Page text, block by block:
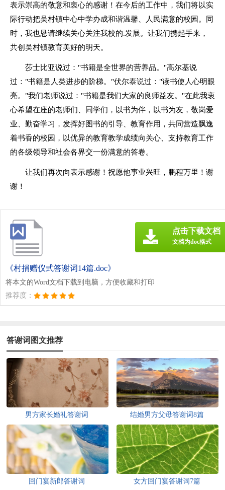
表示崇高的敬意和衷心的感谢！在今后的工作中，我们将以实
际行动把吴村镇中心中学办成和谐温馨、人民满意的校园。同
时，我也恳请继续关心关注我校的.发展。让我们携起手来，
共创吴村镇教育美好的明天。
莎士比亚说过："书籍是全世界的营养品。"高尔基说
过："书籍是人类进步的阶梯。"伏尔泰说过："读书使人心明眼
亮。"我们老师说过："书籍是我们大家的良师益友。"在此我衷
心希望在座的老师们、同学们，以书为伴，以书为友，敬岗爱
业、勤奋学习，发挥好图书的引导、教育作用，共同营造飘逸
着书香的校园，以优异的教育教学成绩向关心、支持教育工作
的各级领导和社会各界交一份满意的答卷。
让我们再次向表示感谢！祝愿他事业兴旺，鹏程万里！谢
谢！
《村捐赠仪式答谢词14篇.doc》
将本文的Word文档下载到电脑，方便收藏和打印
推荐度：
点击下载文档
文档为doc格式
答谢词图文推荐
男方家长婚礼答谢词 结婚男方父母答谢词8篇
回门宴新郎答谢词 女方回门宴答谢词7篇